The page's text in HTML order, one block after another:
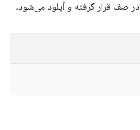
در صف قرار گرفته و آپلود می‌شود.